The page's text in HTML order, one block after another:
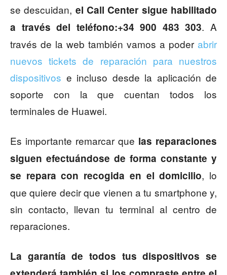
se descuidan, el Call Center sigue habilitado
a través del teléfono:+34 900 483 303. A
través de la web también vamos a poder abrir
nuevos tickets de reparación para nuestros
dispositivos e incluso desde la aplicación de
soporte con la que cuentan todos los
terminales de Huawei.
Es importante remarcar que las reparaciones
siguen efectuándose de forma constante y
se repara con recogida en el domicilio, lo
que quiere decir que vienen a tu smartphone y,
sin contacto, llevan tu terminal al centro de
reparaciones.
La garantía de todos tus dispositivos se